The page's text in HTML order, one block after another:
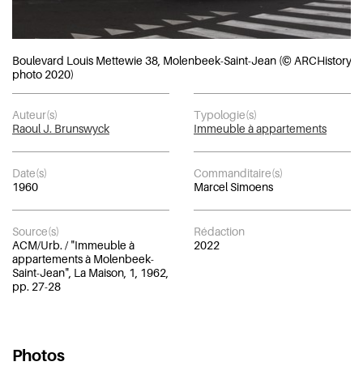
Boulevard Louis Mettewie 38, Molenbeek-Saint-Jean (© ARCHistory,
photo 2020)
Auteur(s)
Raoul J. Brunswyck
Typologie(s)
Immeuble à appartements
Date(s)
1960
Commanditaire(s)
Marcel Simoens
Source(s)
ACM/Urb. / "Immeuble à
appartements à Molenbeek-
Saint-Jean", La Maison, 1, 1962,
pp. 27-28
Rédaction
2022
Photos